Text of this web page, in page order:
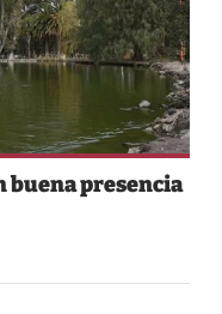
buena presencia